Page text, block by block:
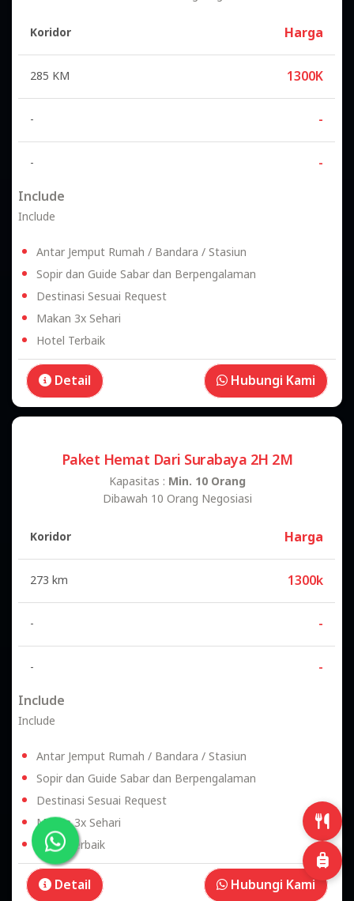
-
-
Include
Include
Sopir dan Guide Sabar dan Berpengalaman
Makan 3x Sehari
Hotel Terbaik
Detail Hubungi Kami
Paket Hemat Dari Pati 2H 2M
Dibawah 10 Orang Negosiasi
Koridor
Harga
285 KM 1300K
-
-
Include
Include
Sopir dan Guide Sabar dan Berpengalaman
Makan 3x Sehari
Hotel Terbaik
Detail Hubungi Kami
Paket Hemat Dari Surabaya 2H 2M
Dibawah 10 Orang Negosiasi